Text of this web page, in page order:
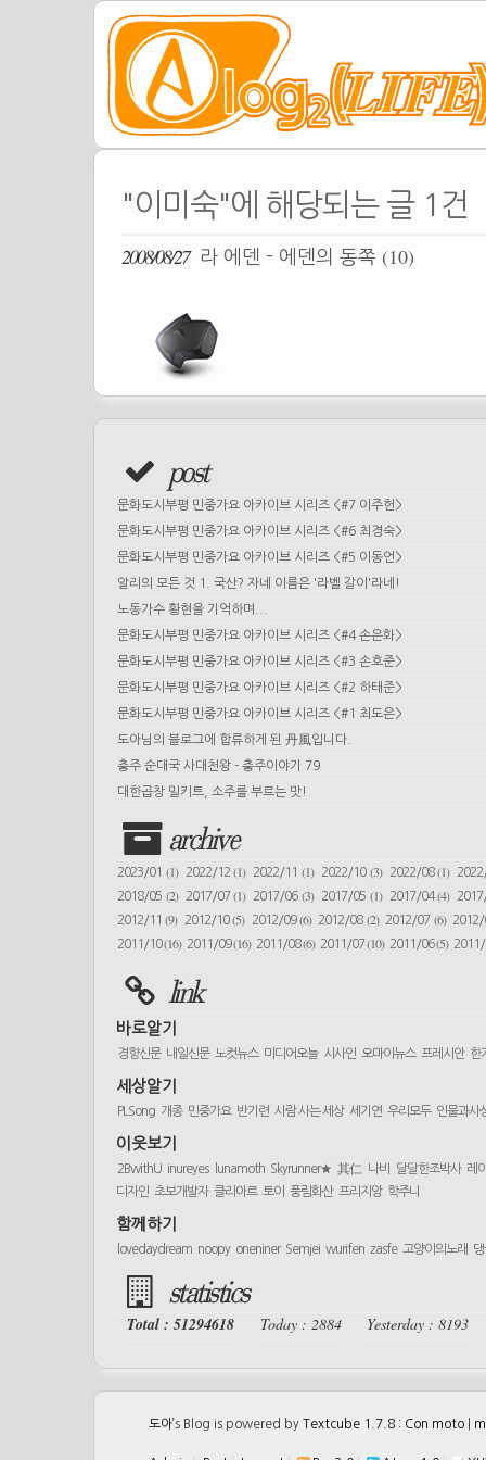
"이미숙"에 해당되는 글 1건
2008/08/27 라 에덴 - 에덴의 동쪽 (10)
post
문화도시부평 민중가요 아카이브 시리즈 <#7 이주헌>
문화도시부평 민중가요 아카이브 시리즈 <#6 최경숙>
문화도시부평 민중가요 아카이브 시리즈 <#5 이동언>
알리의 모든 것 1. 국산? 자네 이름은 '라벨 갈이'라네!
노동가수 황현을 기억하며...
문화도시부평 민중가요 아카이브 시리즈 <#4 손은화>
문화도시부평 민중가요 아카이브 시리즈 <#3 손호준>
문화도시부평 민중가요 아카이브 시리즈 <#2 하태준>
문화도시부평 민중가요 아카이브 시리즈 <#1 최도은>
도아님의 블로그에 합류하게 된 丹風입니다.
충주 순대국 사대천왕 - 충주이야기 79
대한곱창 밀키트, 소주를 부르는 맛!
archive
2023/01 (1) 2022/12(1) 2022/11(1) 2022/10 (3) 2022/08(1)
2018/05 (2) 2017/07(1) 2017/06(3) 2017/05 (1) 2017/04(4)
2012/11(9) 2012/10(5) 2012/09(6) 2012/08 (2) 2012/07 (6)
2011/10(16) 2011/09(16) 2011/08(6) 2011/07(10) 2011/06(5)
link
바로알기
경향신문 내일신문 노컷뉴스 미디어오늘 시사인 오마이뉴스 프레시안 한
세상알기
PLSong 개종 민중가요 반기련 사람 사는 세상 세기연 우리모두 인물과사
이웃보기
2BwithU inureyes lunamoth Skyrunner★ 其仁 나비 달달한조박사 레
디자인 초보개발자 클리아르 토이 풍림화산 프리지앙 학주니
함께하기
lovedaydream noopy oneniner Semjei wurifen zasfe 고양이의노래
statistics
Total : 51294618 Today : 2884 Yesterday : 8193
도아’s Blog is powered by Textcube 1.7.8 : Con moto